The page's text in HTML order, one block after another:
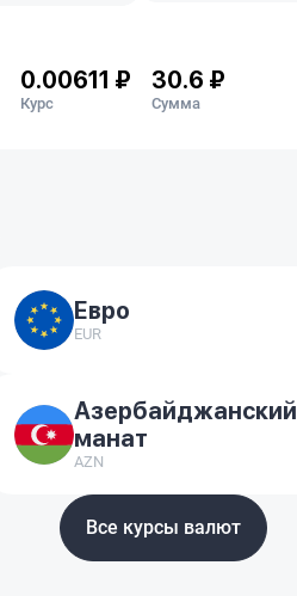
Курс
0.00611 ₽
Сумма
30.6 ₽
Евро
EUR
Азербайджанский
манат
AZN
Все курсы валют